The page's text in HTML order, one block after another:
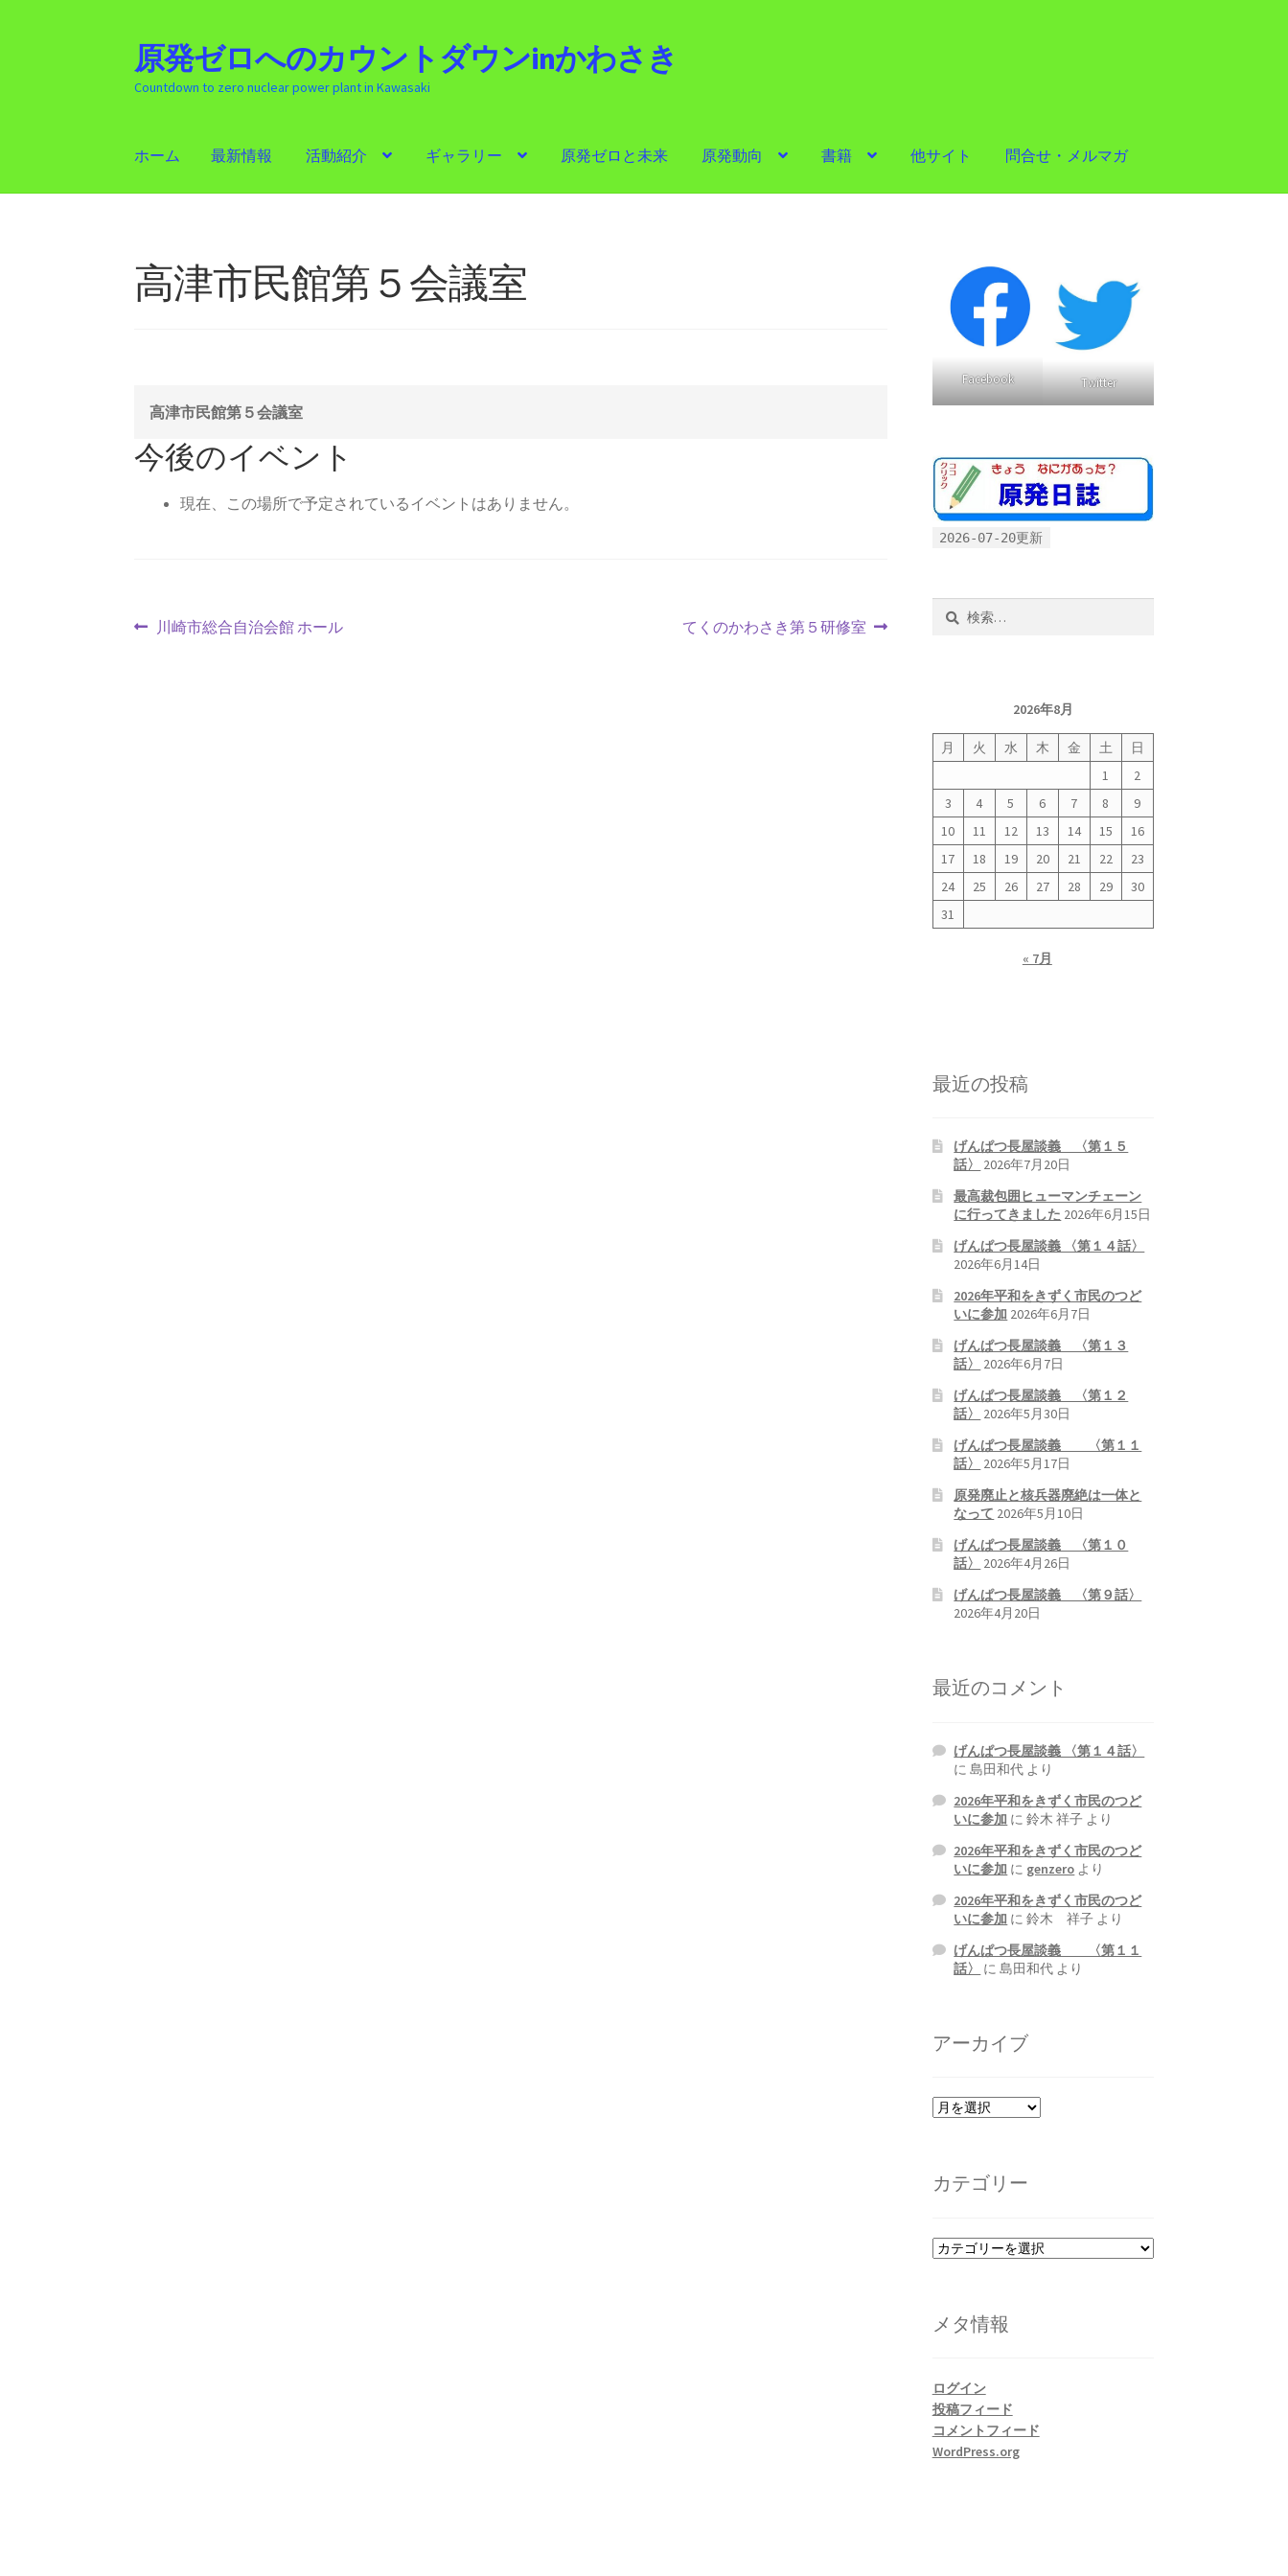
ナ
ビ
ゲ
シ
ン
キ
ッ
コ
ン
テ
ツ
ス
プ
原発ゼロへのカウントダウンinかわさき
Countdown to zero nuclear power plant in Kawasaki
ホーム 最新情報 活動紹介 ギャラリー 原発ゼロと未来 原発動向 書籍 他サイト 問合せ・メルマガ
高津市民館第５会議室
高津市民館第５会議室
今後のイベント
現在、この場所で予定されているイベントはありません。
投前
川崎市総合⾃治会館 ホール
次
てくのかわさき第５研修室
Facebook Twitter
2026-07-20更新
2026年8月
月 火 水 木 金 土
日
1
2
3
4 5 6 7 8
9
10
11 12 13 14 15
16
17
18 19 20 21 22
23
24
25 26 27 28 29
30
31
« 7月
最近の投稿
げんぱつ長屋談義 〈第１５
話〉
2026年7月20日
最高裁包囲ヒューマンチェーン
に行ってきました 2026年6月15日
げんぱつ長屋談義 〈第１４話〉
2026年6月14日
2026年平和をきずく市民のつど
いに参加 2026年6月7日
げんぱつ長屋談義 〈第１３
話〉
2026年6月7日
げんぱつ長屋談義 〈第１２
話〉
2026年5月30日
げんぱつ長屋談義 〈第１１
話〉
2026年5月17日
原発廃止と核兵器廃絶は一体と
なって 2026年5月10日
げんぱつ長屋談義 〈第１０
話〉
2026年4月26日
げんぱつ長屋談義 〈第９話〉
2026年4月20日
最近のコメント
げんぱつ長屋談義 〈第１４話〉
に島田和代 より
2026年平和をきずく市民のつど
いに参加 に鈴木 祥子 より
2026年平和をきずく市民のつど
いに参加 に genzero より
2026年平和をきずく市民のつど
いに参加 に鈴木 祥子 より
げんぱつ長屋談義 〈第１１
話〉
に島田和代 より
アーカイブ
ア
ブ
カテゴリー
カ
ー
メタ情報
ログイン
投稿フィード
コメントフィード
WordPress.org